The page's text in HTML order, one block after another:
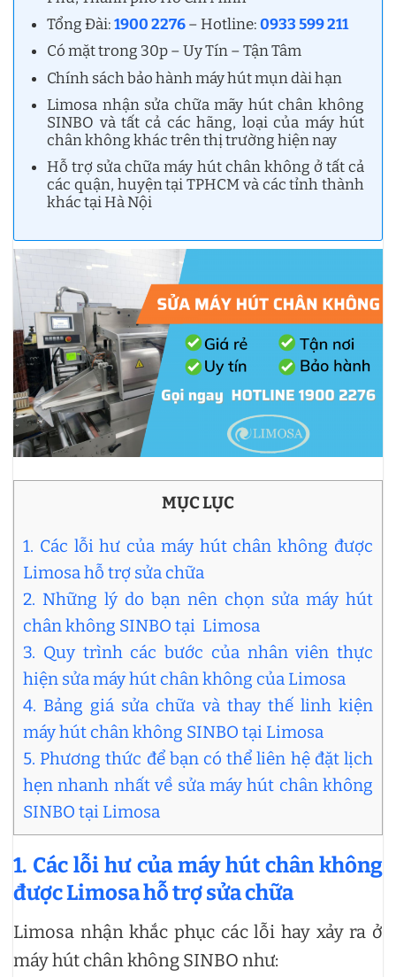
Tổng Đài:1900 2276– Hotline:0933 599 211
Có mặt trong 30p – Uy Tín – Tận Tâm
Chính sách bảo hành máy hút mụn dài hạn
Limosa nhận sửa chữa mãy hút chân không
SINBO và tất cả các hãng, loại của máy hút
chân không khác trên thị trường hiện nay
Hỗ trợ sửa chữa máy hút chân không ở tất cả
các quận, huyện tại TPHCM và các tỉnh thành
khác tại Hà Nội
MỤC LỤC
1. Các lỗi hư của máy hút chân không được
Limosa hỗ trợ sửa chữa
2. Những lý do bạn nên chọn sửa máy hút
chân không SINBO tại Limosa
3. Quy trình các bước của nhân viên thực
hiện sửa máy hút chân không của Limosa
4. Bảng giá sửa chữa và thay thế linh kiện
máy hút chân không SINBO tại Limosa
5. Phương thức để bạn có thể liên hệ đặt lịch
hẹn nhanh nhất về sửa máy hút chân không
SINBO tại Limosa
1. Các lỗi hư của máy hút chân không
được Limosa hỗ trợ sửa chữa
Limosa nhận khắc phục các lỗi hay xảy ra ở
máy hút chân không SINBO như: